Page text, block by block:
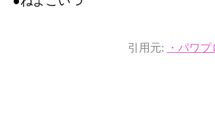
引用元: ・パワ